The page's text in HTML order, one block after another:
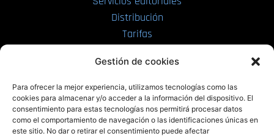
Gestión de cookies
Para ofrecer la mejor experiencia, utilizamos tecnologías como las
cookies para almacenar y/o acceder a la información del dispositivo. El
consentimiento para estas tecnologías nos permitirá procesar datos
como el comportamiento de navegación o las identificaciones únicas en
este sitio. No dar o retirar el consentimiento puede afectar
Distribución
Tarifas
PRL | Films
PRL | Play